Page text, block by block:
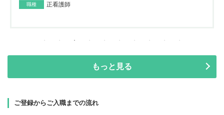
職種 正看護師
もっと見る
ご登録からご入職までの流れ